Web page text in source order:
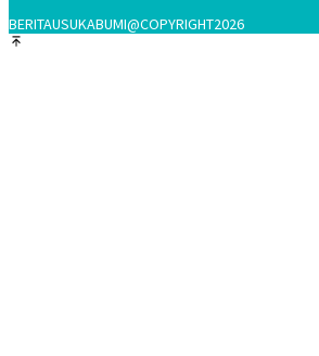
BERITAUSUKABUMI@COPYRIGHT2026